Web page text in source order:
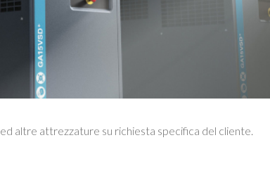
ed altre attrezzature su richiesta specifica del cliente.